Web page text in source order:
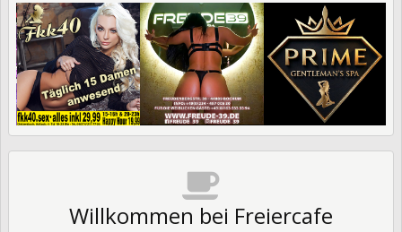
Willkommen bei Freiercafe